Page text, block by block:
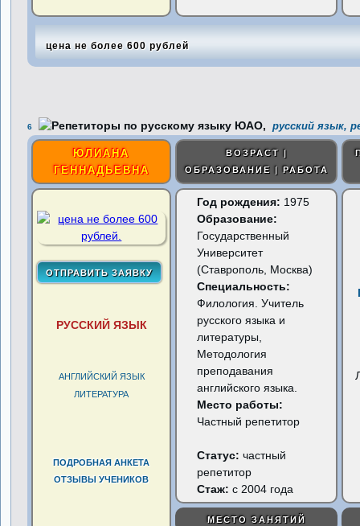
цена не более 600 рублей
6 русский язык,
ЮЛИАНА
ГЕННАДЬЕВНА
ВОЗРАСТ |
ОБРАЗОВАНИЕ | РАБОТА
РУССКИЙ ЯЗЫК
АНГЛИЙСКИЙ ЯЗЫК
ЛИТЕРАТУРА
ПОДРОБНАЯ АНКЕТА
ОТЗЫВЫ УЧЕНИКОВ
Год рождения: 1975
Образование:
Государственный
Университет
(Ставрополь, Москва)
Специальность:
Филология. Учитель
русского языка и
литературы,
Методология
преподавания
английского языка.
Место работы:
Частный репетитор
Статус:частный
репетитор
Стаж: с 2004 года
МЕСТО ЗАНЯТИЙ